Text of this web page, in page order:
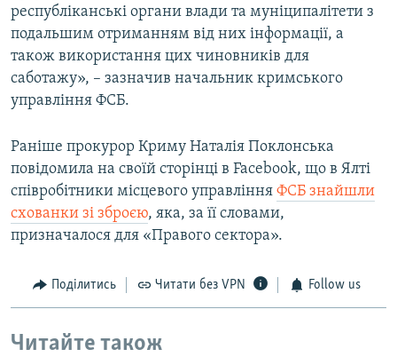
республіканські органи влади та муніципалітети з
подальшим отриманням від них інформації, а
також використання цих чиновників для
саботажу», – зазначив начальник кримського
управління ФСБ.
Раніше прокурор Криму Наталія Поклонська
повідомила на своїй сторінці в Facebook, що в Ялті
співробітники місцевого управління ФСБ знайшли
схованки зі зброєю, яка, за її словами,
призначалося для «Правого сектора».
Поділитись Читати без VPN Follow us
Читайте також